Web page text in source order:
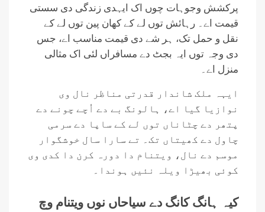
پرکشش وجوہات چوں اک ایہدی زندگی دی سستی
قیمت اے۔ رہائش توں لے کے کھان پین توں لے کے
نقل و حمل تک، ہر شے دی قیمت مناسب اے، جس
دی وجہ توں ایہ بجٹ دے مسافراں ​​لئی اک مثالی
منزل اے۔
ایہہ ملک شاندار قدرتی مناظر نال وی
نوازیا گیا اے، ہالونگ بے دے اُچے چونے دے
پتھر دے چٹاناں توں لے کے ساپا دے سرمی
چاول دے کھیتاں تک۔ تے سارا سال خوشگوار
موسم دے نال، ویتنام دا دورہ کرن دا کدی وی
کوئی بھیڑا ویلہ نئیں ہوندا۔
کیہ ہانگ کانگ دے سیاحاں نوں ویتنام وچ